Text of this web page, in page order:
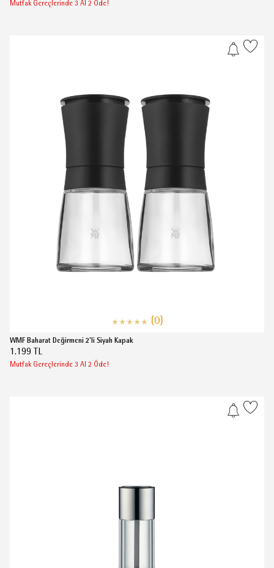
Mutfak Gereçlerinde 3 Al 2 Öde!
(0)
WMF Baharat Değirmeni 2'li Siyah Kapak
1.199 TL
Mutfak Gereçlerinde 3 Al 2 Öde!